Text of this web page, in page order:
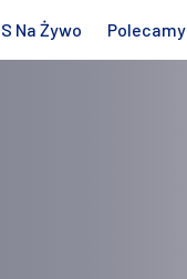
Na Żywo Polecamy